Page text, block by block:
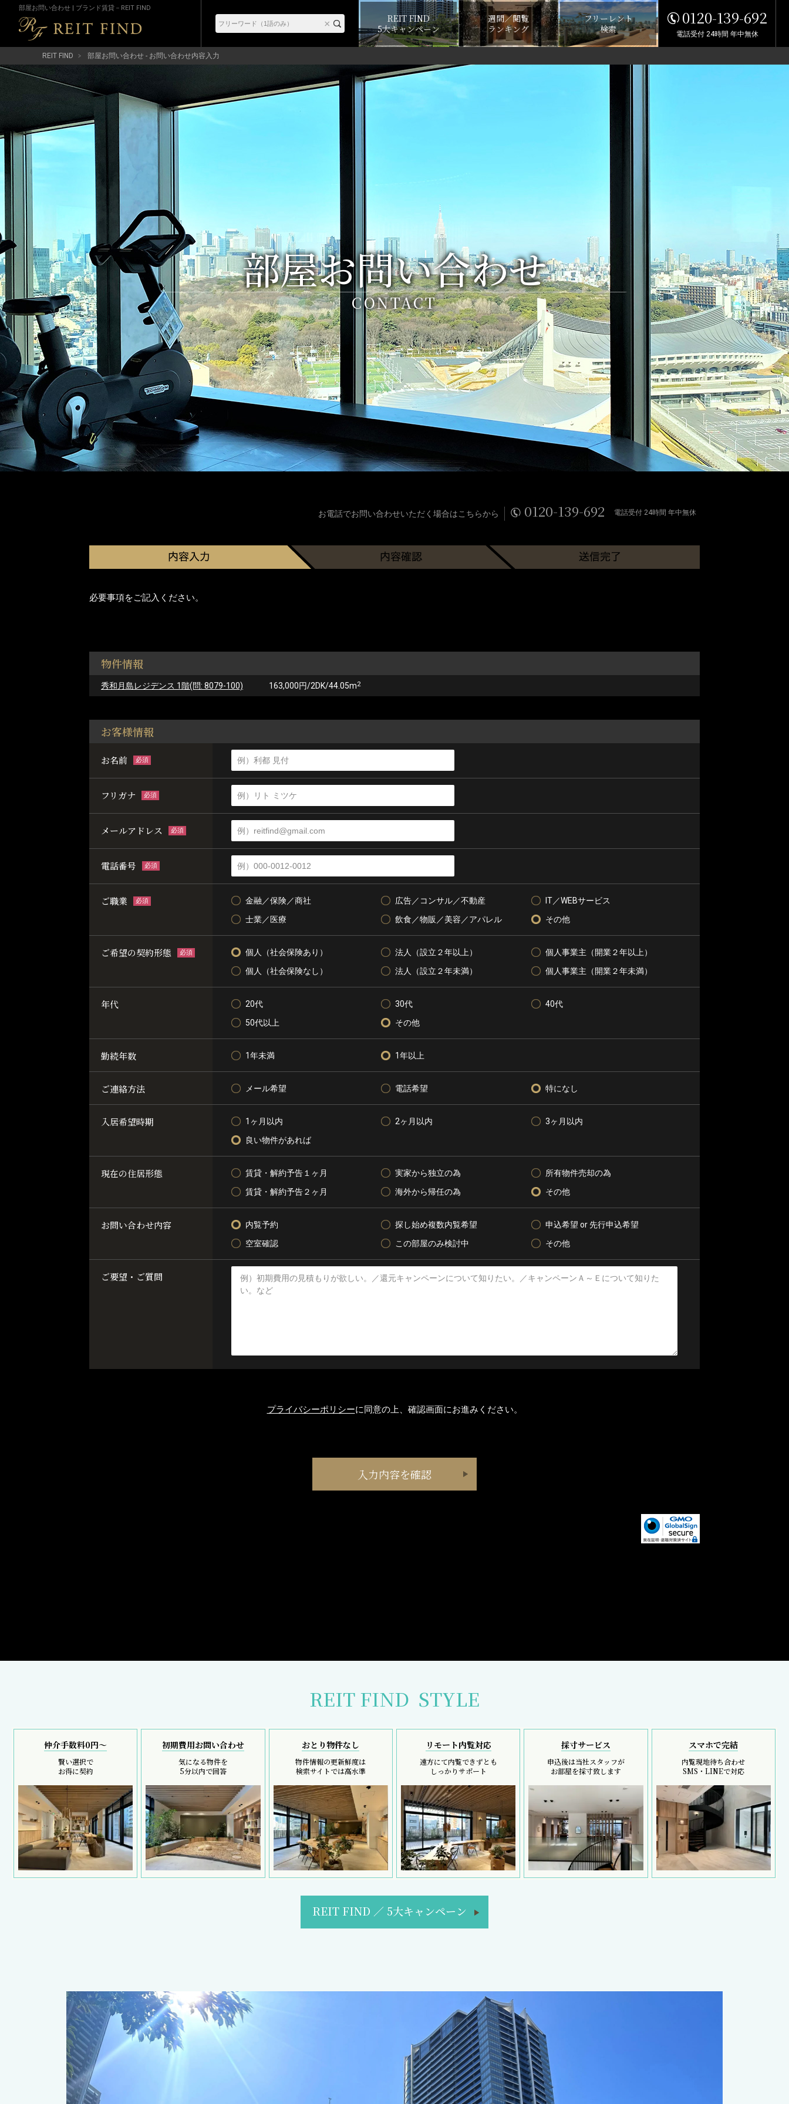
部屋お問い合わせ | ブランド賃貸－REIT FIND
REIT FIND
5大キャンペーン
週間／閲覧
ランキング
フリーレント
検索
0120-139-692
電話受付 24時間 年中無休
REIT FIND 部屋お問い合わせ - お問い合わせ内容入力
部屋お問い合わせ
CONTACT
お電話でお問い合わせいただく場合はこちらから 0120-139-692 電話受付 24時間 年中無休
必要事項をご記入ください。
物件情報
秀和月島レジデンス 1階(問: 8079-100) 163,000円/2DK/44.05m2
お客様情報
お名前 必須
フリガナ 必須
メールアドレス 必須
電話番号 必須
ご職業 必須 金融／保険／商社 広告／コンサル／不動産
IT／WEBサービス
士業／医療
飲食／物販／美容／アパレル その他
ご希望の契約形態 必須 個人（社会保険あり） 法人（設立２年以上）
個人事業主（開業２年以上）
個人（社会保険なし）
法人（設立２年未満） 個人事業主（開業２年未満）
年代 20代 30代
40代
50代以上
その他
勤続年数 1年未満 1年以上
ご連絡方法 メール希望 電話希望 特になし
入居希望時期 1ヶ月以内 2ヶ月以内
3ヶ月以内
良い物件があれば
現在の住居形態 賃貸・解約予告１ヶ月 実家から独立の為
所有物件売却の為
賃貸・解約予告２ヶ月
海外から帰任の為 その他
お問い合わせ内容 内覧予約 探し始め複数内覧希望
申込希望 or 先行申込希望
空室確認
この部屋のみ検討中 その他
ご要望・ご質問
プライバシーポリシーに同意の上、確認画面にお進みください。
REIT FIND STYLE
仲介手数料0円～
賢い選択で
お得に契約
初期費用お問い合わせ
気になる物件を
5分以内で回答
おとり物件なし
物件情報の更新鮮度は
検索サイトでは高水準
リモート内覧対応
遠方にて内覧できずとも
しっかりサポート
採寸サービス
申込後は当社スタッフが
お部屋を採寸致します
スマホで完結
内覧現地待ち合わせ
SMS・LINEで対応
REIT FIND ／ 5大キャンペーン